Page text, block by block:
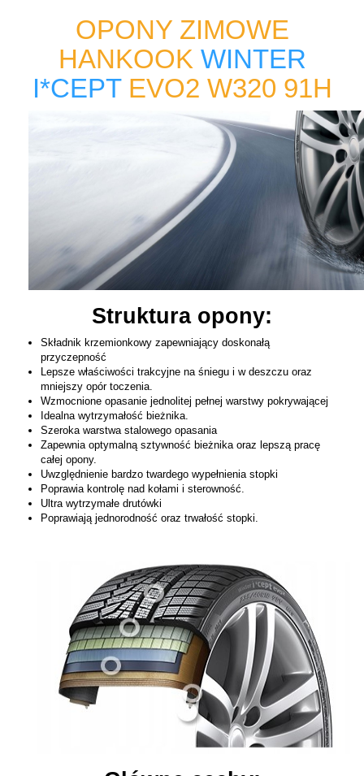
OPONY ZIMOWE
HANKOOK WINTER
I*CEPTEVO2 W320 91H
Struktura opony:
Składnik krzemionkowy zapewniający doskonałą
przyczepność
Lepsze właściwości trakcyjne na śniegu i w deszczu oraz
mniejszy opór toczenia.
Wzmocnione opasanie jednolitej pełnej warstwy pokrywającej
Idealna wytrzymałość bieżnika.
Szeroka warstwa stalowego opasania
Zapewnia optymalną sztywność bieżnika oraz lepszą pracę
całej opony.
Uwzględnienie bardzo twardego wypełnienia stopki
Poprawia kontrolę nad kołami i sterowność.
Ultra wytrzymałe drutówki
Poprawiają jednorodność oraz trwałość stopki.